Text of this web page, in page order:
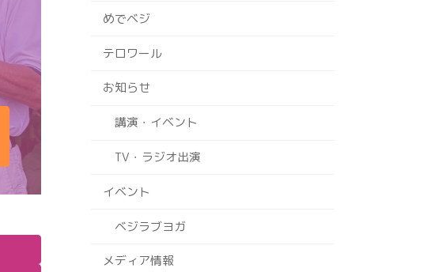
めでベジ
テロワール
お知らせ
講演・イベント
TV・ラジオ出演
イベント
ベジラブヨガ
メディア情報